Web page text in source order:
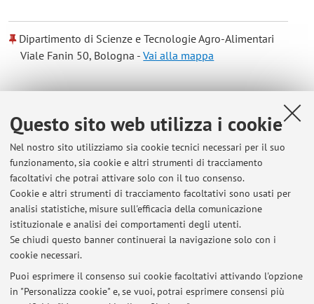
Questo sito web utilizza i cookie
Nel nostro sito utilizziamo sia cookie tecnici necessari per il suo
funzionamento, sia cookie e altri strumenti di tracciamento
facoltativi che potrai attivare solo con il tuo consenso.
Cookie e altri strumenti di tracciamento facoltativi sono usati per
analisi statistiche, misure sull'efficacia della comunicazione
istituzionale e analisi dei comportamenti degli utenti.
Se chiudi questo banner continuerai la navigazione solo con i
cookie necessari.
Puoi esprimere il consenso sui cookie facoltativi attivando l'opzione
in "Personalizza cookie" e, se vuoi, potrai esprimere consensi più
Dipartimento di Scienze e Tecnologie Agro-Alimentari
Viale Fanin 50, Bologna -Vai alla mappa
Orario di ricevimento
Martedì e giovedì mattina previo appuntamento (e-mail:
ilaria.marotti@unibo.it; Tel: 0512096673)